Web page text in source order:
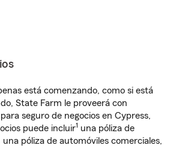
está comenzando, como si está
State Farm le proveerá con
seguro de negocios en Cypress,
puede incluir1 una póliza de
póliza de automóviles comerciales,